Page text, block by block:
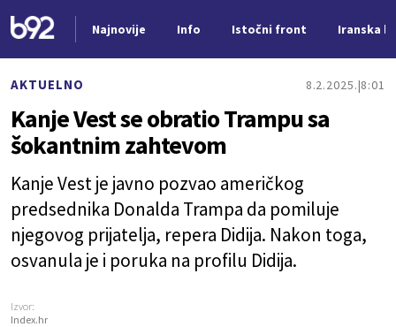
Najnovije Info Istočni front Iranska
AKTUELNO 8.2.2025. 8:01
Kanje Vest se obratio Trampu sa
šokantnim zahtevom
Kanje Vest je javno pozvao američkog
predsednika Donalda Trampa da pomiluje
njegovog prijatelja, repera Didija. Nakon toga,
osvanula je i poruka na profilu Didija.
Izvor:
Index.hr